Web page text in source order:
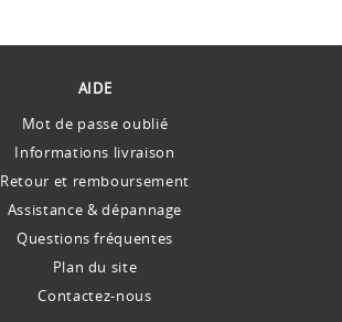
AIDE
Mot de passe oublié
Informations livraison
Retour et remboursement
Assistance & dépannage
Questions fréquentes
Plan du site
Contactez-nous